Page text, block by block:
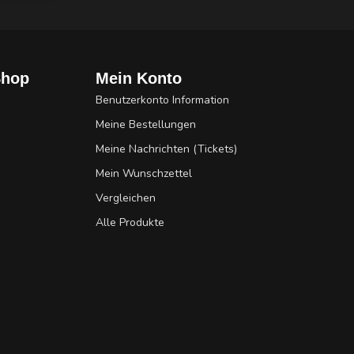
Mein Konto
Benutzerkonto Information
Meine Bestellungen
Meine Nachrichten (Tickets)
Mein Wunschzettel
Vergleichen
Alle Produkte